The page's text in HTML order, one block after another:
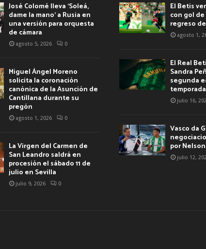
José Colomé lleva ‘Soleá,
dame la mano’ a Rusia en
una versión para orquesta
de cámara
agosto 5, 2026 0
Miguel Ángel Moreno
solicita la coronación
canónica de la Asunción de
Cantillana durante su
pregón
agosto 1, 2026 0
La Virgen del Carmen de
San Leandro saldrá en
procesión el sábado 11 de
julio en Sevilla
julio 9, 2026 0
El Betis
con gol
regreso
agosto 1,
El Real
Sandra
segunda
julio 16,
Vasco da
por
julio 12,